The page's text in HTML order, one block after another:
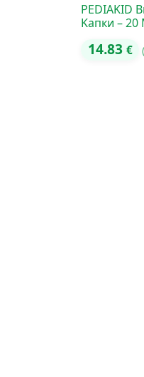
PEDIAKID
Kапки – 20
14.83 €